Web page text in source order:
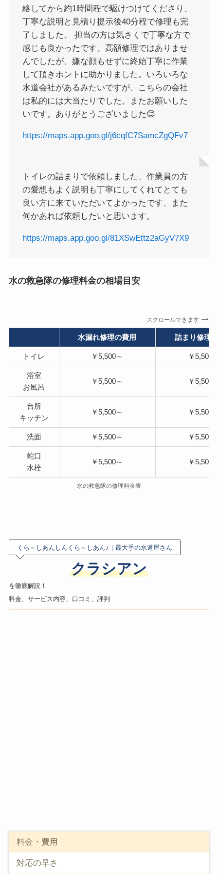
絡してから約1時間程で駆けつけてくださり、
丁寧な説明と見積り提示後40分程で修理も完
了しました。 担当の方は気さくで丁寧な方で
感じも良かったです。高額修理ではありませ
んでしたが、嫌な顔もせずに終始丁寧に作業
して頂きホントに助かりました。いろいろな
水道会社があるみたいですが、こちらの会社
は私的には大当たりでした。またお願いした
いです。ありがとうございました😊
https://maps.app.goo.gl/j6cqfC7SamcZgQFv7
トイレの詰まりで依頼しました、作業員の方
の愛想もよく説明も丁寧にしてくれてとても
良い方に来ていただいてよかったです、また
何かあれば依頼したいと思います。
https://maps.app.goo.gl/81XSwEttz2aGyV7X9
水の救急隊の修理料金の相場目安
スクロールできます
水漏れ修理の費用 詰まり修理
トイレ ￥5,500～ ￥5,500
浴室
お風呂
￥5,500～ ￥5,500
台所
キッチン
￥5,500～ ￥5,500
洗面 ￥5,500～ ￥5,500
蛇口
水栓
￥5,500～ ￥5,500
水の救急隊の修理料金表
くら～しあんしんくら～しあん♪｜最大手の水道屋さん
クラシアン
を徹底解説！
料金、サービス内容、口コミ、評判
料金・費用
対応の早さ